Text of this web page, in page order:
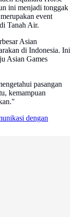
ini menjadi tonggak
event
Tanah Air.
Asian
di Indonesia. Ini
Asian Games
pasangan
kemampuan
dengan